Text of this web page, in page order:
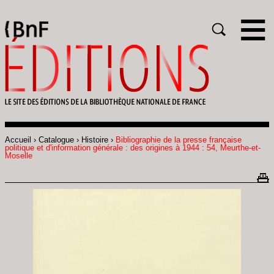
Fil
d'Ariane
Accueil Catalogue Histoire
Bibliographie de la presse française
politique et d'information générale : des origines à 1944 : 54, Meurthe-et-
Moselle